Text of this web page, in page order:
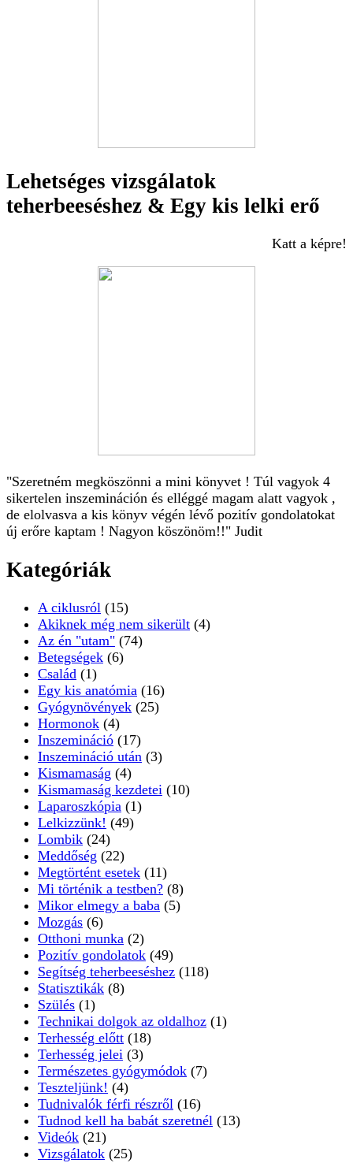
Lehetséges vizsgálatok
teherbeeséshez & Egy kis lelki erő
Katt a képre!
"Szeretném megköszönni a mini könyvet ! Túl vagyok 4
sikertelen inszemináción és elléggé magam alatt vagyok ,
de elolvasva a kis könyv végén lévő pozitív gondolatokat
új erőre kaptam ! Nagyon köszönöm!!" Judit
Kategóriák
A ciklusról (15)
Akiknek még nem sikerült (4)
Az én "utam" (74)
Betegségek (6)
Család (1)
Egy kis anatómia (16)
Gyógynövények (25)
Hormonok (4)
Inszemináció (17)
Inszemináció után (3)
Kismamaság (4)
Kismamaság kezdetei (10)
Laparoszkópia (1)
Lelkizzünk! (49)
Lombik (24)
Meddőség (22)
Megtörtént esetek (11)
Mi történik a testben? (8)
Mikor elmegy a baba (5)
Mozgás (6)
Otthoni munka (2)
Pozitív gondolatok (49)
Segítség teherbeeséshez (118)
Statisztikák (8)
Szülés (1)
Technikai dolgok az oldalhoz (1)
Terhesség előtt (18)
Terhesség jelei (3)
Természetes gyógymódok (7)
Teszteljünk! (4)
Tudnivalók férfi részről (16)
Tudnod kell ha babát szeretnél (13)
Videók (21)
Vizsgálatok (25)